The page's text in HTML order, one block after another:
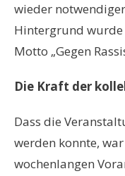
wieder
Hintergrund wurde
Motto „Gegen
Die Kraft der
Dass die
werden konnte,
wochenlangen